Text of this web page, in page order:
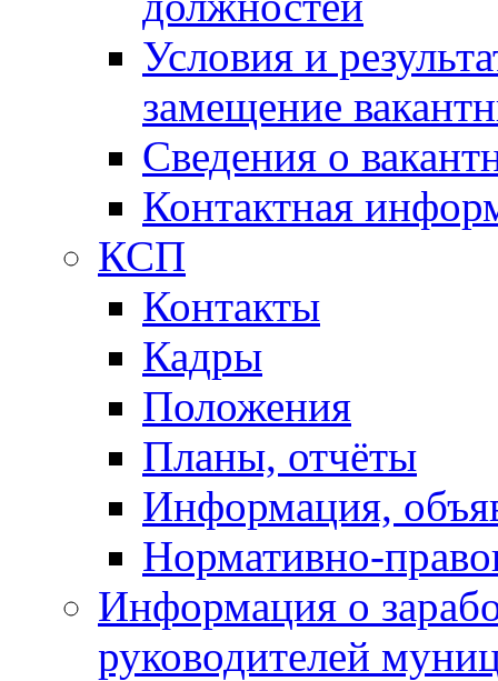
Условия и
замещение
Сведения о
Контактная
КСП
Контакты
Кадры
Положения
Планы, отчёты
Информация,
Нормативно-
Информация о
руководителей